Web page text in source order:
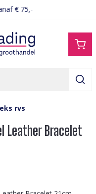
€ 75,-
rvs
Leather Bracelet